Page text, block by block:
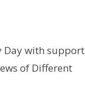
Day with support
of Different